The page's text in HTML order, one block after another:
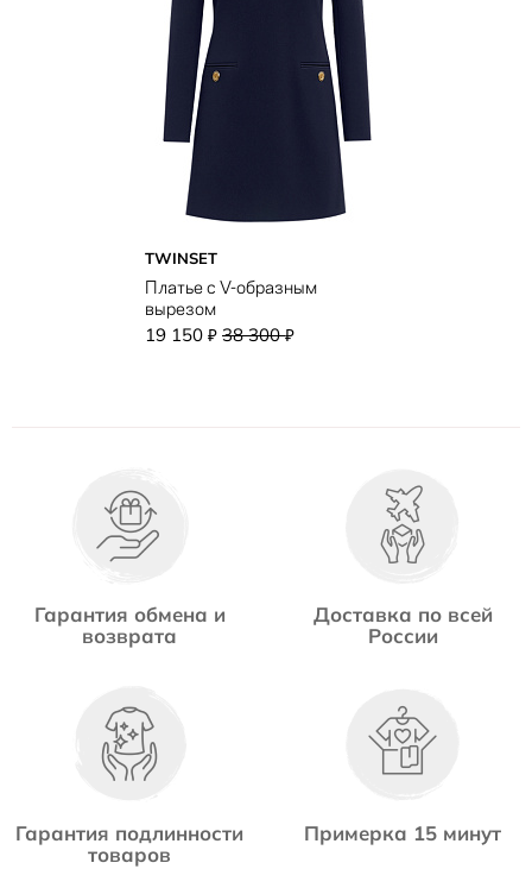
TWINSET
Платье с V-образным
вырезом
19 150 ₽ 38 300₽
Гарантия обмена и
возврата
Доставка по всей
России
Гарантия подлинности
товаров
Примерка 15 минут